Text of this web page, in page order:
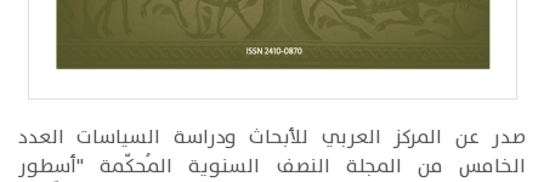
صدر عن المركز العربي للأبحاث ودراسة السياسات العدد
الخامس من المجلة النصف السنوية المُحكّمة "أسطور